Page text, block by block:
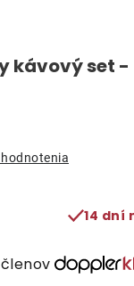
kávový set -
14 dní